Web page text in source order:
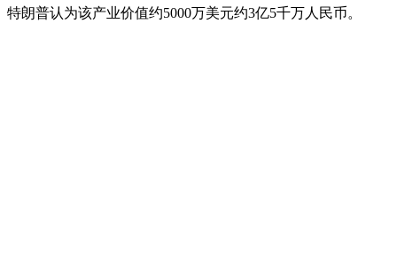
特朗普认为该产业价值约5000万美元约3亿5千万人民币。